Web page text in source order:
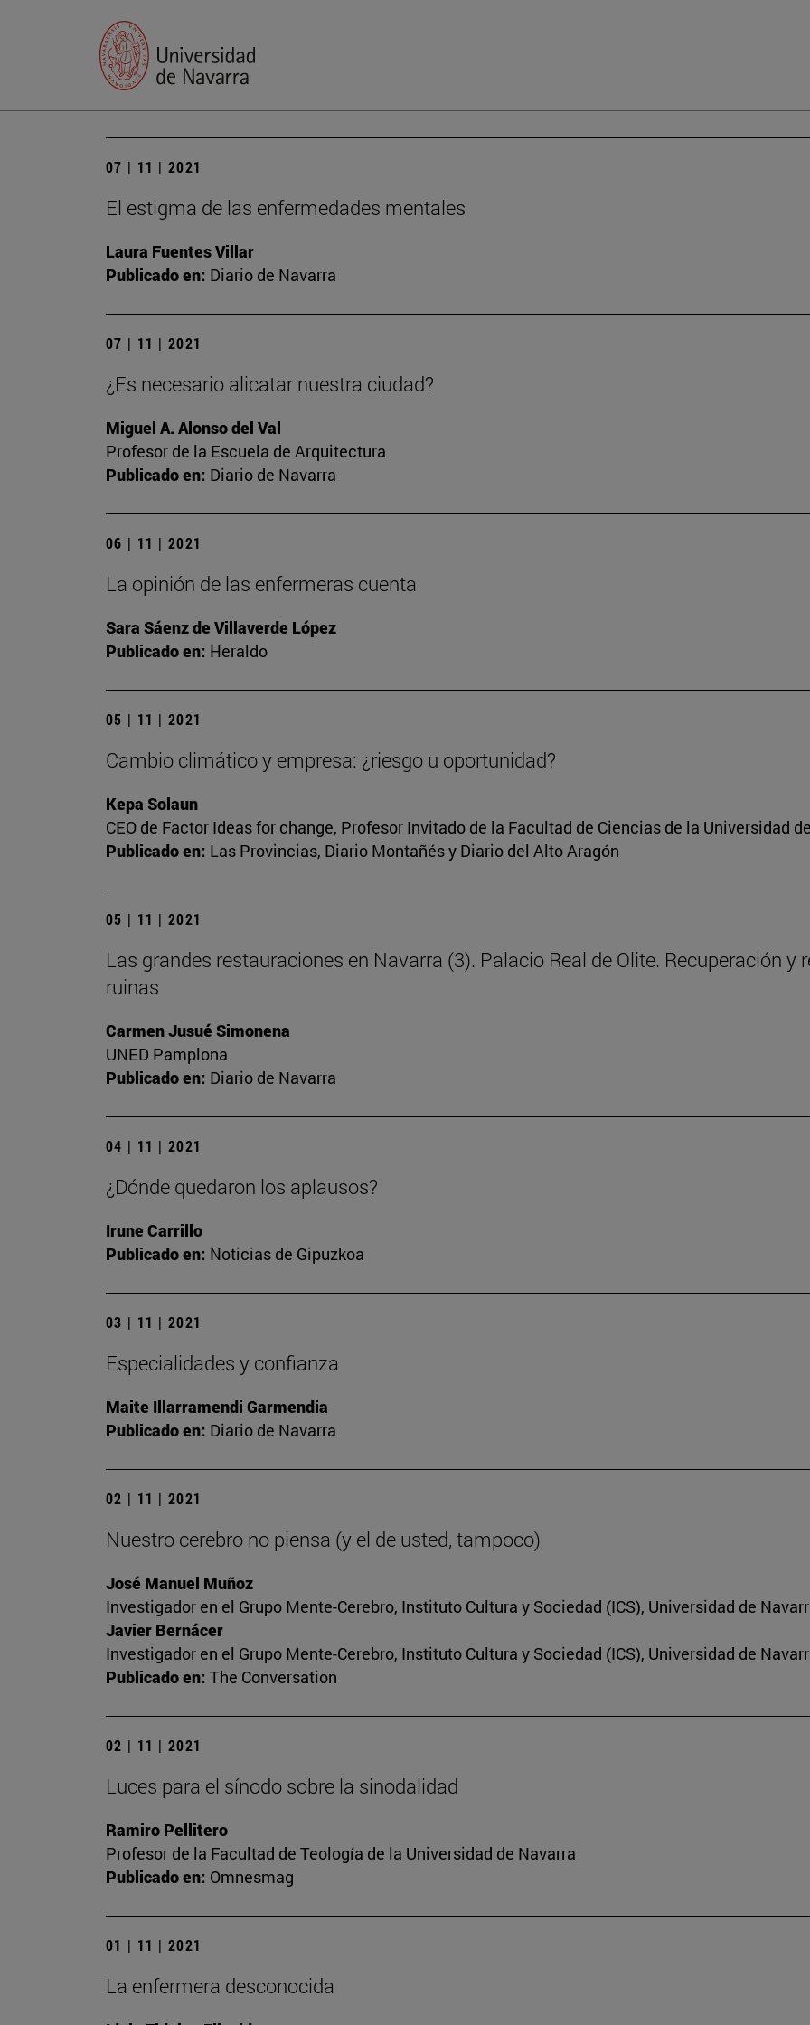
07 | 11 | 2021
El estigma de las enfermedades mentales
Laura Fuentes Villar
Publicado en: Diario de Navarra
07 | 11 | 2021
¿Es necesario alicatar nuestra ciudad?
Miguel A. Alonso del Val
Profesor de la Escuela de Arquitectura
Publicado en: Diario de Navarra
06 | 11 | 2021
La opinión de las enfermeras cuenta
Sara Sáenz de Villaverde López
Publicado en: Heraldo
05 | 11 | 2021
Cambio climático y empresa: ¿riesgo u oportunidad?
Kepa Solaun
CEO de Factor Ideas for change, Profesor Invitado de la Facultad de Ciencias de la Universidad
Publicado en: Las Provincias, Diario Montañés y Diario del Alto Aragón
05 | 11 | 2021
Las grandes restauraciones en Navarra (3). Palacio Real de Olite. Recuperación
ruinas
Carmen Jusué Simonena
UNED Pamplona
Publicado en: Diario de Navarra
04 | 11 | 2021
¿Dónde quedaron los aplausos?
Irune Carrillo
Publicado en: Noticias de Gipuzkoa
03 | 11 | 2021
Especialidades y confianza
Maite Illarramendi Garmendia
Publicado en: Diario de Navarra
02 | 11 | 2021
Nuestro cerebro no piensa (y el de usted, tampoco)
José Manuel Muñoz
Investigador en el Grupo Mente-Cerebro, Instituto Cultura y Sociedad (ICS), Universidad de
Javier Bernácer
Investigador en el Grupo Mente-Cerebro, Instituto Cultura y Sociedad (ICS), Universidad de
Publicado en: The Conversation
02 | 11 | 2021
Luces para el sínodo sobre la sinodalidad
Ramiro Pellitero
Profesor de la Facultad de Teología de la Universidad de Navarra
Publicado en: Omnesmag
01 | 11 | 2021
La enfermera desconocida